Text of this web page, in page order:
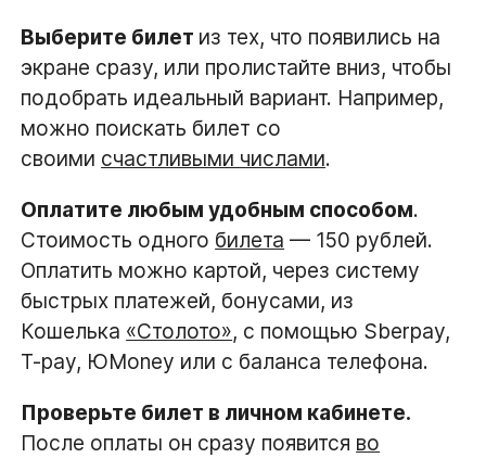
Выберите билет из тех, что появились на
экране сразу, или пролистайте вниз, чтобы
подобрать идеальный вариант. Например,
можно поискать билет со
своими счастливыми числами.
Оплатите любым удобным способом.
Стоимость одного билета — 150 рублей.
Оплатить можно картой, через систему
быстрых платежей, бонусами, из
Кошелька «Столото», с помощью Sberpay,
T-pay, ЮMoney или с баланса телефона.
Проверьте билет в личном кабинете.
После оплаты он сразу появится во